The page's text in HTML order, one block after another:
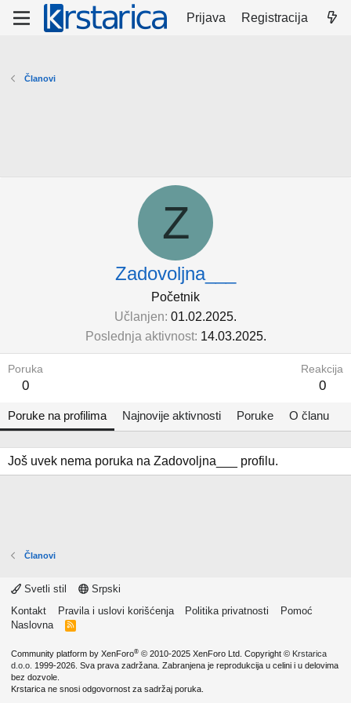
Prijava Registracija
Članovi
Z
Zadovoljna___
Početnik
Učlanjen 01.02.2025.
Poslednja aktivnost 14.03.2025.
Poruka
0
Reakcija
0
Poruke na profilima Najnovije aktivnosti Poruke O članu
Još uvek nema poruka na Zadovoljna___ profilu.
Članovi
Svetli stil
Srpski
Kontakt
Pravila i uslovi korišćenja Politika privatnosti
Pomoć
Naslovna
R
Community platform by XenForo® © 2010-2025 XenForo Ltd. Copyright © Krstarica
d.o.o. 1999-2026. Sva prava zadržana. Zabranjena je reprodukcija u celini i u delovima
bez dozvole.
Krstarica ne snosi odgovornost za sadržaj poruka.